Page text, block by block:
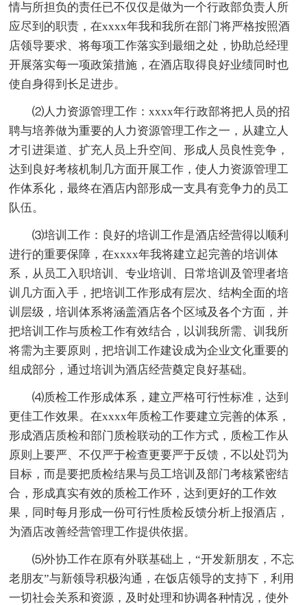
情与所担负的责任已不仅仅是做为一个行政部负责人所
应尽到的职责，在xxxx年我和我所在部门将严格按照酒
店领导要求、将每项工作落实到最细之处，协助总经理
开展落实每一项政策措施，在酒店取得良好业绩同时也
使自身得到长足进步。
⑵人力资源管理工作：xxxx年行政部将把人员的招
聘与培养做为重要的人力资源管理工作之一，从建立人
才引进渠道、扩充人员上升空间、形成人员良性竞争，
达到良好考核机制几方面开展工作，使人力资源管理工
作体系化，最终在酒店内部形成一支具有竞争力的员工
队伍。
⑶培训工作：良好的培训工作是酒店经营得以顺利
进行的重要保障，在xxxx年我将建立起完善的培训体
系，从员工入职培训、专业培训、日常培训及管理者培
训几方面入手，把培训工作形成有层次、结构全面的培
训层级，培训体系将涵盖酒店各个区域及各个方面，并
把培训工作与质检工作有效结合，以训我所需、训我所
将需为主要原则，把培训工作建设成为企业文化重要的
组成部分，通过培训为酒店经营奠定良好基础。
⑷质检工作形成体系，建立严格可行性标准，达到
更佳工作效果。在xxxx年质检工作要建立完善的体系，
形成酒店质检和部门质检联动的工作方式，质检工作从
原则上要严、不仅严于检查更要严于反馈，不以处罚为
目标，而是要把质检结果与员工培训及部门考核紧密结
合，形成真实有效的质检工作环，达到更好的工作效
果，同时每月形成一份可行性质检反馈分析上报酒店，
为酒店改善经营管理工作提供依据。
⑸外协工作在原有外联基础上，“开发新朋友，不忘
老朋友”与新领导积极沟通，在饭店领导的支持下，利用
一切社会关系和资源，及时处理和协调各种情况，使外